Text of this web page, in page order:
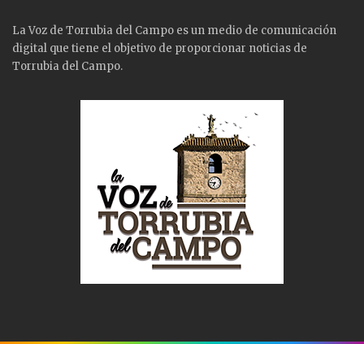
La Voz de Torrubia del Campo es un medio de comunicación
digital que tiene el objetivo de proporcionar noticias de
Torrubia del Campo.